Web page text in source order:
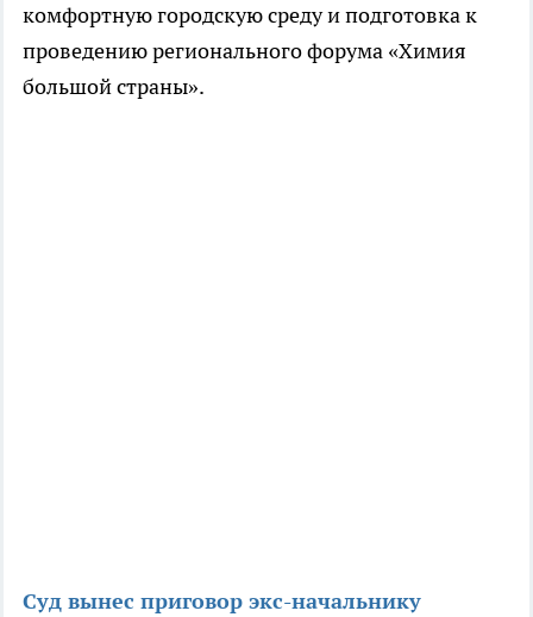
комфортную городскую среду и подготовка к
проведению регионального форума «Химия
большой страны».
Суд вынес приговор экс-начальнику